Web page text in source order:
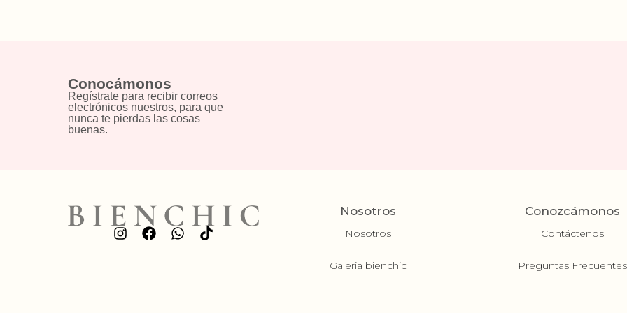
Conocámonos
Regístrate para recibir correos
electrónicos nuestros, para que
nunca te pierdas las cosas
buenas.
Nosotros
Nosotros
Galeria bienchic
Conozcámonos
Contáctenos
Preguntas Frecuentes